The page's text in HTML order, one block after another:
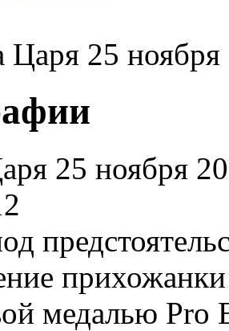
Царя 25 ноября
25 ноября
медалью Pro